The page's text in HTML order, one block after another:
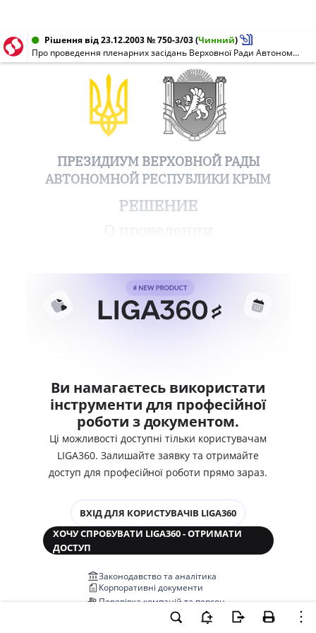
Рішення від 23.12.2003 № 750-3/03(Чинний)
Про проведення пленарних засідань Верховної Ради Автономної Республіки Крим 25 - 26 грудня 2003 року
ПРЕЗИДИУМ ВЕРХОВНОЙ РАДЫ
АВТОНОМНОЙ РЕСПУБЛИКИ КРЫМ
РЕШЕНИЕ
Ви намагаєтесь використати
інструменти для професійної
роботи з документом.
Ці можливості доступні тільки користувачам
LIGA360. Залишайте заявку та отримайте
доступ для професійної роботи прямо зараз.
ВХІД ДЛЯ КОРИСТУВАЧІВ LIGA360
ХОЧУ СПРОБУВАТИ LIGA360 - ОТРИМАТИ
ДОСТУП
Законодавство та аналітика
Корпоративні документи
Перевірка компаній та персон
Медіааналіз та репутація
Аналіз судової практики